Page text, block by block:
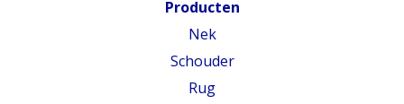
Producten
Nek
Schouder
Rug